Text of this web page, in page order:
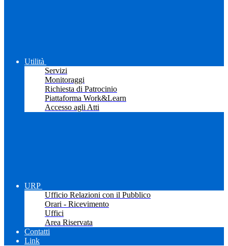
Utilità
Servizi
Monitoraggi
Richiesta di Patrocinio
Piattaforma Work&Learn
Accesso agli Atti
URP
Ufficio Relazioni con il Pubblico
Orari - Ricevimento
Uffici
Area Riservata
Contatti
Link